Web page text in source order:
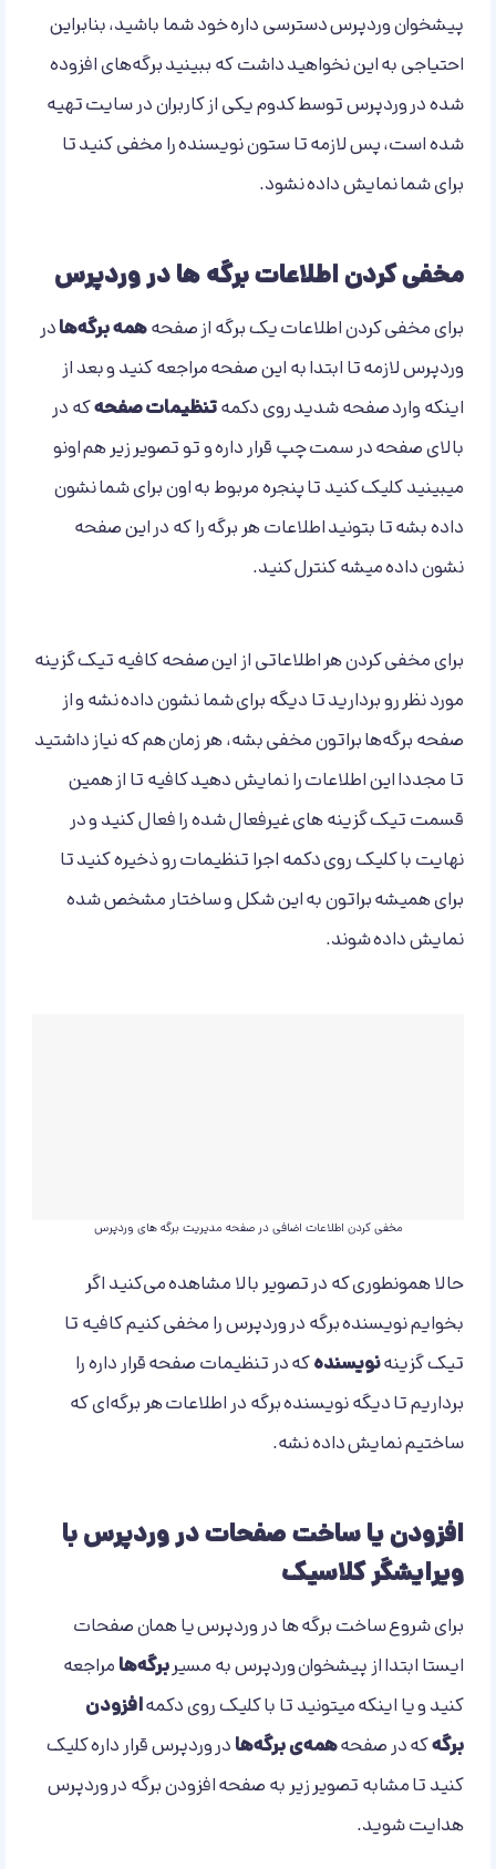
پیشخوان وردپرس دسترسی داره خود شما باشید، بنابراین
احتیاجی به این نخواهید داشت که ببینید برگه‌های افزوده
شده در وردپرس توسط کدوم یکی از کاربران در سایت تهیه
شده است، پس لازمه تا ستون نویسنده را مخفی کنید تا
برای شما نمایش داده نشود.
مخفی کردن اطلاعات برگه ها در وردپرس
برای مخفی کردن اطلاعات یک برگه از صفحههمه برگه‌هادر
وردپرس لازمه تا ابتدا به این صفحه مراجعه کنید و بعد از
اینکه وارد صفحه شدید روی دکمهتنظیمات صفحهکه در
بالای صفحه در سمت چپ قرار داره و تو تصویر زیر هم اونو
میبینید کلیک کنید تا پنجره مربوط به اون برای شما نشون
داده بشه تا بتونید اطلاعات هر برگه را که در این صفحه
نشون داده میشه کنترل کنید.
برای مخفی کردن هر اطلاعاتی از این صفحه کافیه تیک گزینه
مورد نظر رو بردارید تا دیگه برای شما نشون داده نشه و از
صفحه برگه‌ها براتون مخفی بشه، هر زمان هم که نیاز داشتید
تا مجددا این اطلاعات را نمایش دهید کافیه تا از همین
قسمت تیک گزینه های غیرفعال شده را فعال کنید و در
نهایت با کلیک روی دکمه اجرا تنظیمات رو ذخیره کنید تا
برای همیشه براتون به این شکل و ساختار مشخص شده
نمایش داده شوند.
مخفی کردن اطلاعات اضافی در صفحه مدیریت برگه های وردپرس
حالا همونطوری که در تصویر بالا مشاهده می‌کنید اگر
بخوایم نویسنده برگه در وردپرس را مخفی کنیم کافیه تا
تیک گزینهنویسندهکه در تنظیمات صفحه قرار داره را
برداریم تا دیگه نویسنده برگه در اطلاعات هر برگه‌ای که
ساختیم نمایش داده نشه.
افزودن یا ساخت صفحات در وردپرس با
ویرایشگر کلاسیک
برای شروع ساخت برگه ها در وردپرس یا همان صفحات
ایستا ابتدا از پیشخوان وردپرس به مسیربرگه‌هامراجعه
کنید و یا اینکه میتونید تا با کلیک روی دکمهافزودن
برگهکه در صفحههمه‌ی برگه‌هادر وردپرس قرار داره کلیک
کنید تا مشابه تصویر زیر به صفحه افزودن برگه در وردپرس
هدایت شوید.